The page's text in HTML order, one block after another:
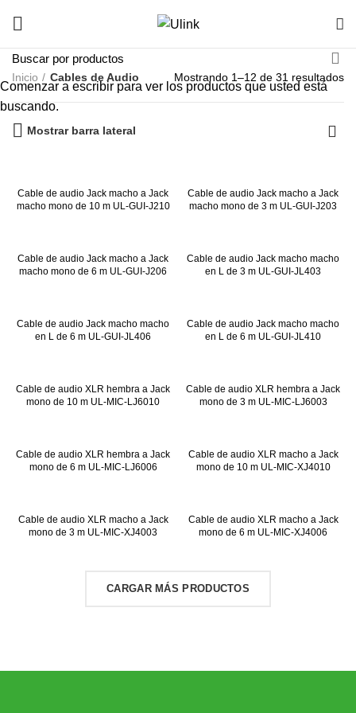
Inicio Cables de Audio Mostrando 1–12 de 31 resultados
Mostrar barra lateral
Cable de audio Jack macho a Jack
macho mono de 10 m UL-GUI-J210
Cable de audio Jack macho a Jack
macho mono de 3 m UL-GUI-J203
Cable de audio Jack macho a Jack
macho mono de 6 m UL-GUI-J206
Cable de audio Jack macho macho
en L de 3 m UL-GUI-JL403
Cable de audio Jack macho macho
en L de 6 m UL-GUI-JL406
Cable de audio Jack macho macho
en L de 6 m UL-GUI-JL410
Cable de audio XLR hembra a Jack
mono de 10 m UL-MIC-LJ6010
Cable de audio XLR hembra a Jack
mono de 3 m UL-MIC-LJ6003
Cable de audio XLR hembra a Jack
mono de 6 m UL-MIC-LJ6006
Cable de audio XLR macho a Jack
mono de 10 m UL-MIC-XJ4010
Cable de audio XLR macho a Jack
mono de 3 m UL-MIC-XJ4003
Cable de audio XLR macho a Jack
mono de 6 m UL-MIC-XJ4006
CARGAR MÁS PRODUCTOS
Comenzar a escribir para ver los productos que usted está
buscando.